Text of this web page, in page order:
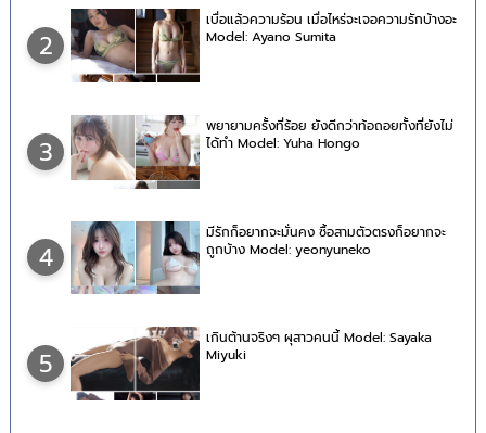
2
เบื่อแล้วความร้อน เมื่อไหร่จะเจอความรักบ้างอะ
Model: Ayano Sumita
3
พยายามครั้งที่ร้อย ยังดีกว่าท้อถอยทั้งที่ยังไม่
ได้ทำ Model: Yuha Hongo
4
มีรักก็อยากจะมั่นคง ซื้อสามตัวตรงก็อยากจะ
ถูกบ้าง Model: yeonyuneko
5
เกินต้านจริงๆ ผุสาวคนนี้ Model: Sayaka
Miyuki